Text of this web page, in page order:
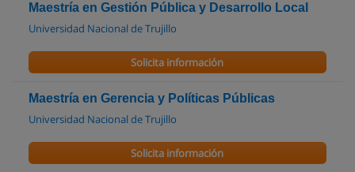
Maestría en Gestión Pública y Desarrollo Local
Universidad Nacional de Trujillo
Solicita información
Maestría en Gerencia y Políticas Públicas
Universidad Nacional de Trujillo
Solicita información